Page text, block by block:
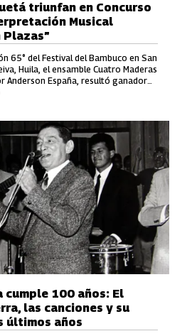
triunfan en Concurso
Musical
Plazas”
65° del Festival del Bambuco en San
Huila, el ensamble Cuatro Maderas
Anderson España, resultó ganador
cumple 100 años: El
las canciones y su
últimos años